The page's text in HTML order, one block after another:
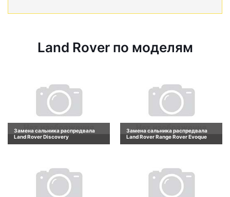
Land Rover по моделям
Замена сальника распредвала
Land Rover Discovery
Замена сальника распредвала
Land Rover Range Rover Evoque